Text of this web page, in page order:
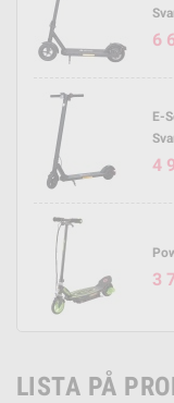
6
E-
4
3
LISTA PÅ